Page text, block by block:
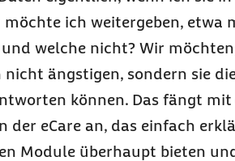
ich weitergeben, etwa
welche nicht? Wir
nicht ängstigen, sondern sie
können. Das fängt mit
der eCare an, das einfach
Module überhaupt bieten